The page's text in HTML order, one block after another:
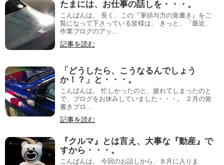
たまには、お仕事の話しを・・・。
こんばんは。 長く、この『筆頭与力の覚書き』をご
覧になって下さっている皆様は、 きっと、「最近、
作業ブログのアッ...
記事を読む
「どうしたら、こうなるんでしょう
か！？」と・・・。
こんばんは。 忙しかったのと、疲れてしまったのと
で、ブログをお休みしていました・・・。 ２月の覚
書きブロ...
記事を読む
『クルマ』とは言え、大事な『動産』で
すから・・・。
こんばんは。 今回のお話しから、８月に入りま